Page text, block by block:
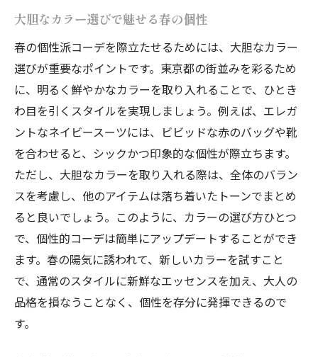
華やかさと落ち着きを両立させるセンス
ファッションで表現する大人の余裕
東京都のシーンに合ったコーデ選び
2025年春東京都で注目の個性的コーデスタイル
旬のデザインを取り入れた注目コーデ
東東京で話題の新進気鋭デザイナースタイ
ル
銀座で見つけるモダンシックなコーデ
表参道で探す新しいファッションアイコン
各エリアで異なるファッショントレンド
東京都内のセレクトショップで見つける逸
品
成熟した魅力を引き出す個性的コーデの実践法
大胆なカラー選びで魅せる春の個性
春の個性派コーデを際立たせるためには、大胆なカラー
選びが重要なポイントです。東京都の街並みを彩るため
に、明るく鮮やかなカラーを取り入れることで、ひとき
わ目を引くスタイルを実現しましょう。例えば、エレガ
ントなネイビースーツには、ビビッドな赤のバッグや靴
を合わせると、シックかつ印象的な個性が際立ちます。
ただし、大胆なカラーを取り入れる際は、全体のバラン
スを考慮し、他のアイテムは落ち着いたトーンでまとめ
ると良いでしょう。このように、カラーの選び方ひとつ
で、個性的コーデは簡単にアップデートすることができ
ます。春の陽気に誘われて、新しいカラーを試すこと
で、通常のスタイルに新鮮なエッセンスを加え、大人の
品格を損なうことなく、個性を存分に発揮できるので
す。